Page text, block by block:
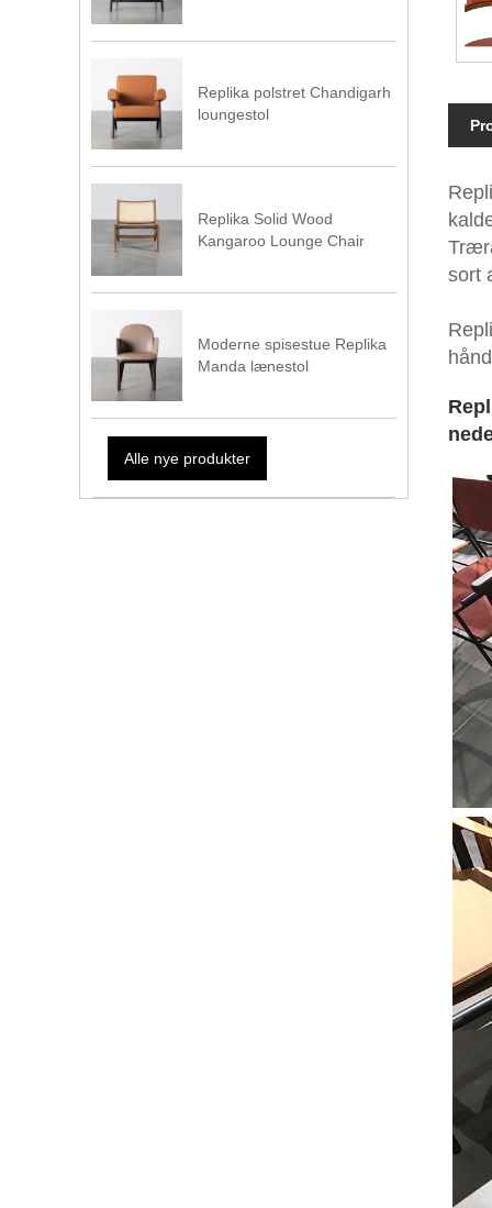
Replika polstret Chandigarh
loungestol
Replika Solid Wood
Kangaroo Lounge Chair
Moderne spisestue Replika
Manda lænestol
Alle nye produkter
sort